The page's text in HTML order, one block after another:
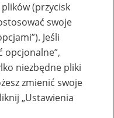
lub
pracy
(przycisk
swoje
Jeśli
opcjonalne”,
niezbędne pliki
zmienić swoje
„Ustawienia